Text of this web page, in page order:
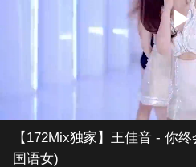
【172Mix独家】王佳音 - 你
国语女)